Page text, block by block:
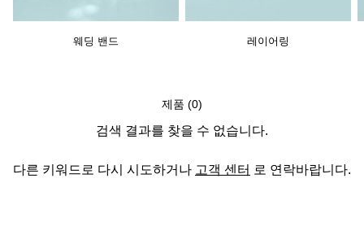
웨딩 밴드 레이어링
제품 (0)
검색 결과를 찾을 수 없습니다.
다른 키워드로 다시 시도하거나 고객 센터 로 연락바랍니다.